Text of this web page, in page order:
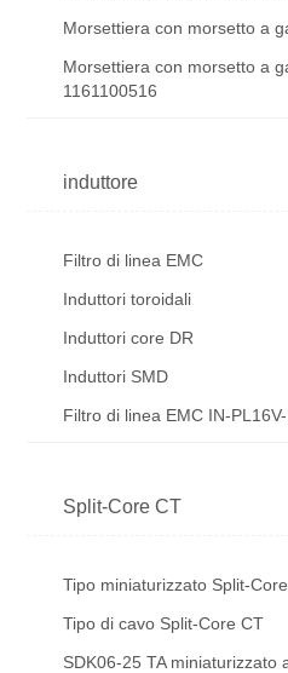
Morsettiera con morsetto a
Morsettiera con morsetto a
1161100516
induttore
Filtro di linea EMC
Induttori toroidali
Induttori core DR
Induttori SMD
Filtro di linea EMC IN-PL16V-
Split-Core CT
Tipo miniaturizzato Split-
Tipo di cavo Split-Core CT
SDK06-25 TA miniaturizzato